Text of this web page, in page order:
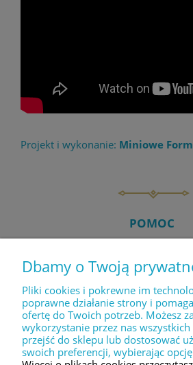
Projekt i wykonanie: Miniowe
POMOC
MOJE KONTO
PŁATNOŚCI I
Dbamy o Twoją
Pliki cookies i pokrewne im
poprawne działanie strony i
ofertę do Twoich potrzeb. Możesz
wykorzystanie przez nas
przejść do sklepu lub dostosować
swoich preferencji, wybierając